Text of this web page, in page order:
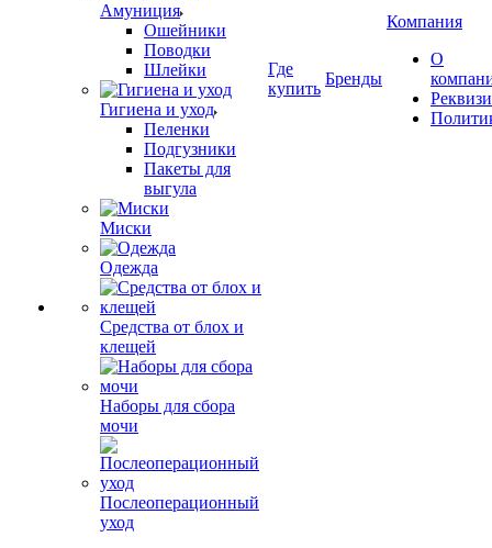
Амуниция
Ошейники
Поводки
Шлейки
Гигиена и уход
Пеленки
Подгузники
Пакеты для
выгула
Миски
Одежда
Средства от блох и
клещей
Наборы для сбора
мочи
Послеоперационный
уход
Где
купить
Бренды
Компания
О